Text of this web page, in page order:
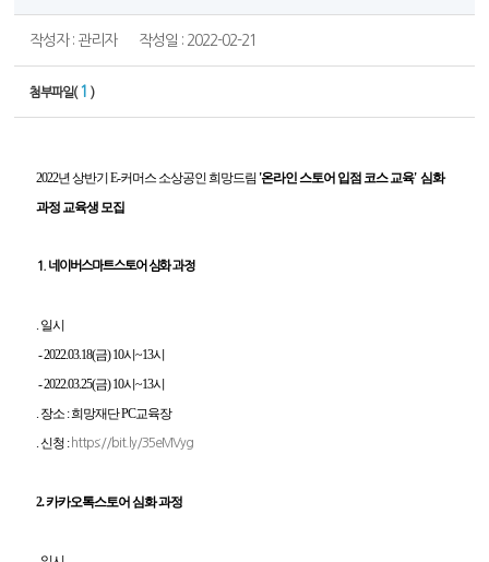
작성자 : 관리자 작성일 : 2022-02-21
첨부파일( 1 )
2022년 상반기 E-커머스 소상공인 희망드림 '온라인 스토어 입점 코스 교육' 심화
과정 교육생 모집
1. 네이버스마트스토어 심화 과정
. 일시
- 2022.03.18(금) 10시~13시
- 2022.03.25(금) 10시~13시
. 장소 : 희망재단 PC교육장
. 신청 : https://bit.ly/35eMVyg
2. 카카오톡스토어 심화 과정